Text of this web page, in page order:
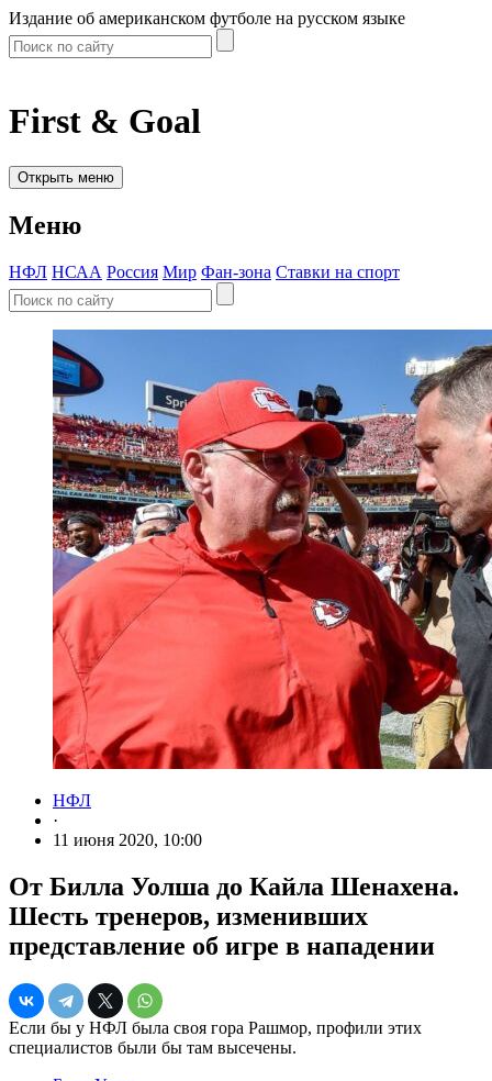
Издание об американском футболе на русском языке
First & Goal
Открыть меню
Меню
НФЛ НСАА Россия Мир Фан-зона Ставки на спорт
НФЛ
·
11 июня 2020, 10:00
От Билла Уолша до Кайла Шенахена.
Шесть тренеров, изменивших
представление об игре в нападении
Если бы у НФЛ была своя гора Рашмор, профили этих
специалистов были бы там высечены.